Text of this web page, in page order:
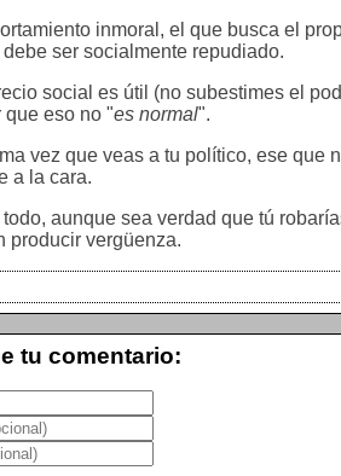
inmoral, el que busca el
ser socialmente repudiado.
social es útil (no subestimes el
que eso no "es normal".
vez que veas a tu político, ese que
a la cara.
todo, aunque sea verdad que tú
producir vergüenza.
tu comentario: